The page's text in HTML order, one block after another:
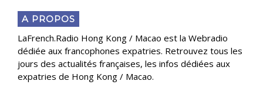
A PROPOS
LaFrench.Radio Hong Kong / Macao est la Webradio
dédiée aux francophones expatries. Retrouvez tous les
jours des actualités françaises, les infos dédiées aux
expatries de Hong Kong / Macao.